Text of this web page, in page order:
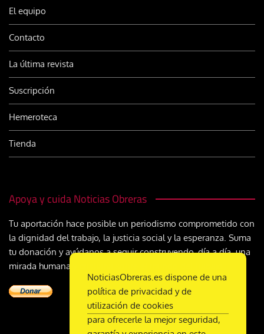
El equipo
Contacto
La última revista
Suscripción
Hemeroteca
Tienda
Apoya y cuida Noticias Obreras
Tu aportación hace posible un periodismo comprometido con
la dignidad del trabajo, la justicia social y la esperanza. Suma
tu donación y ayúdanos a seguir construyendo, día a día, una
mirada humana y cristiana sobre el mundo del trabajo
NoticiasObreras.es dispone de una
política de privacidad y de
utilización de cookies
para ofrecerle la mejor seguridad,